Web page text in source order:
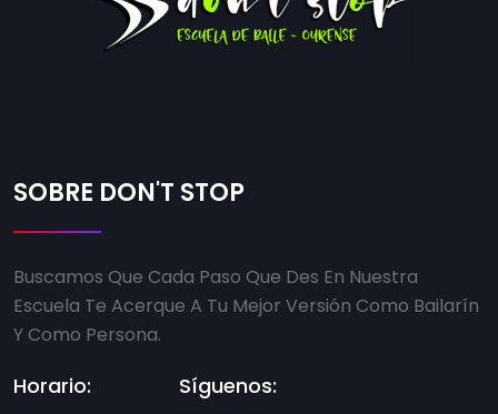
SOBRE DON'T STOP
Buscamos Que Cada Paso Que Des En Nuestra
Escuela Te Acerque A Tu Mejor Versión Como Bailarín
Y Como Persona.
Horario: Síguenos: